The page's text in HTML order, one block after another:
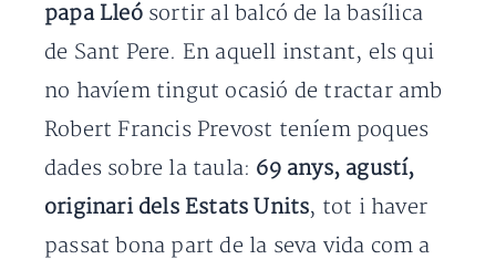
papa Lleósortir al balcó de la basílica
de Sant Pere. En aquell instant, els qui
no havíem tingut ocasió de tractar amb
Robert Francis Prevost teníem poques
dades sobre la taula: 69 anys, agustí,
originari dels Estats Units, tot i haver
passat bona part de la seva vida com a